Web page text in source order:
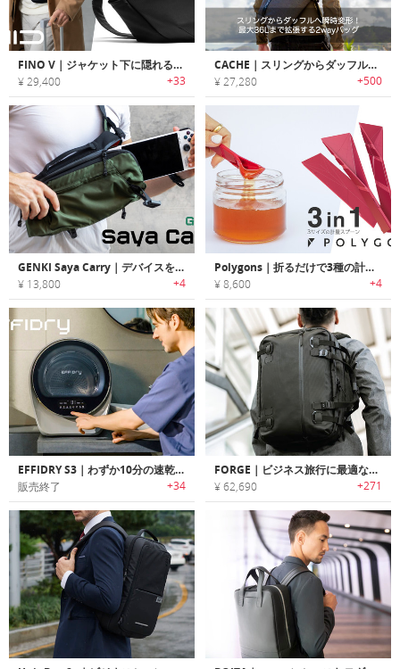
FINO V｜ジャケット下に隠れる薄さ＆想像を超える収納力！多機能スリング
¥ 29,400 +33
CACHE｜スリングからダッフルへ瞬時変形！最大36Lまで拡張する2wayバッグ「キャッシュ」
¥ 27,280 +500
GENKI Saya Carry｜デバイスを完璧に持ち運ぶスリングバッグ
¥ 13,800 +4
Polygons｜折るだけで3種の計量可能！折り紙のようなフラット計量スプーン
¥ 8,600 +4
EFFIDRY S3｜わずか10分の速乾、忙しい毎日を効率的で快適に！小型乾燥機
販売終了 +34
FORGE｜ビジネス旅行に最適なキャリーオンサイズ3ウェイトラベルバッグ「フォージ」
¥ 62,690 +271